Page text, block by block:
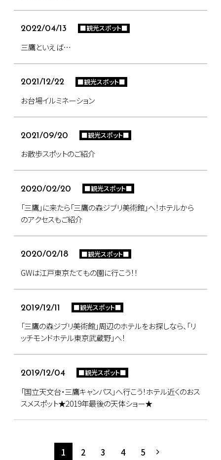
2022/04/13 ■観光スポット■
三鷹といえば…
2021/12/22 ■観光スポット■
お台場イルミネーション
2021/09/20 ■観光スポット■
お散歩スポットのご紹介
2020/02/20 ■観光スポット■
「三鷹」に来たら「三鷹の森ジブリ美術館」へ！ホテルから
のアクセスもご紹介
2020/02/18 ■観光スポット■
GWは江戸東京たてもの園に行こう！！
2019/12/11 ■観光スポット■
「三鷹の森ジブリ美術館」周辺のホテルをお探しなら、「リ
ッチモンドホテル東京武蔵野」へ！
2019/12/04 ■観光スポット■
「国立天文台・三鷹キャンパス」へ行こう！ホテル近くのおス
スメスポット★2019年最後の天体ショー★
1 2 3 4 5